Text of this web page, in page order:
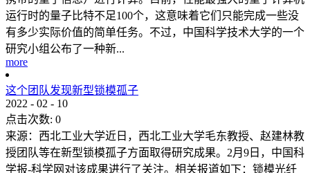
运行时的量子比特不足100个，这意味着它们只能完成一些没
有多少实际价值的简单任务。不过，中国科学技术大学的一个
研究小组公布了一种新...
more
这个团队发现新型锁模孤子
2022 - 02 - 10
点击次数: 0
来源：西北工业大学近日，西北工业大学毛东教授、赵建林教
授团队等在新型锁模孤子方面取得研究成果。2月9日，中国科
学报-科学网对该成果进行了关注。相关报道如下：锁模光纤